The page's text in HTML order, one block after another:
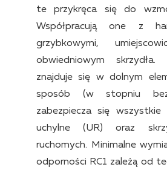
te przykręca się do
Współpracują one z
grzybkowymi,
obwiedniowym skrzydła.
znajduje się w dolnym
sposób (w stopniu
zabezpiecza się wszystkie
uchylne (UR) oraz
ruchomych. Minimalne
odporności RC1 zależą od